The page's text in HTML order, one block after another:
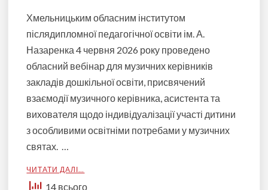
Хмельницьким обласним інститутом
післядипломної педагогічної освіти ім. А.
Назаренка 4 червня 2026 року проведено
обласний вебінар для музичних керівників
закладів дошкільної освіти, присвячений
взаємодії музичного керівника, асистента та
вихователя щодо індивідуалізації участі дитини
з особливими освітніми потребами у музичних
святах. …
ЧИТАТИ ДАЛІ…
14 всього